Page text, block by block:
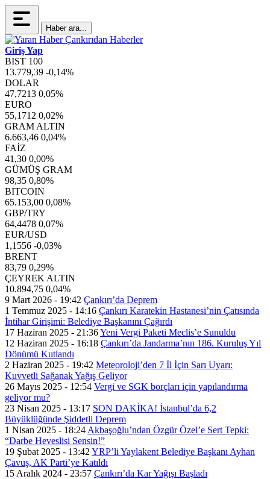
Haber ara...
Giriş Yap
BIST 100
13.779,39 -0,14%
DOLAR
47,7213 0,05%
EURO
55,1712 0,02%
GRAM ALTIN
6.663,46 0,04%
FAİZ
41,30 0,00%
GÜMÜŞ GRAM
98,35 0,80%
BITCOIN
65.153,00 0,08%
GBP/TRY
64,4478 0,07%
EUR/USD
1,1556 -0,03%
BRENT
83,79 0,29%
ÇEYREK ALTIN
10.894,75 0,04%
9 Mart 2026 - 19:42 Çankırı’da Deprem
1 Temmuz 2025 - 14:16 Çankırı Karatekin Hastanesi’nin Çatısında
İntihar Girişimi: Belediye Başkanını Çağırdı
17 Haziran 2025 - 21:36Yeni Vergi Paketi Meclis’e Sunuldu
12 Haziran 2025 - 16:18 Çankırı’da Jandarma’nın 186. Kuruluş Yıl
Dönümü Kutlandı
2 Haziran 2025 - 19:42 Meteoroloji’den 7 İl İçin Sarı Uyarı:
Kuvvetli Sağanak Yağış Geliyor
26 Mayıs 2025 - 12:54 Vergi ve SGK borçları için yapılandırma
geliyor mu?
23 Nisan 2025 - 13:17 SON DAKİKA! İstanbul’da 6,2
Büyüklüğünde Şiddetli Deprem
1 Nisan 2025 - 18:24 Akbaşoğlu’ndan Özgür Özel’e Sert Tepki:
“Darbe Heveslisi Sensin!”
19 Şubat 2025 - 13:42 YRP’li Yaylakent Belediye Başkanı Ayhan
Çavuş, AK Parti’ye Katıldı
15 Aralık 2024 - 23:57 Çankırı’da Kar Yağışı Başladı